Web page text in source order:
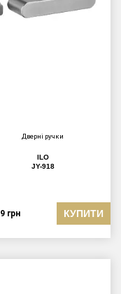
Дверні ручки
ILO
JY-918
грн КУПИТИ